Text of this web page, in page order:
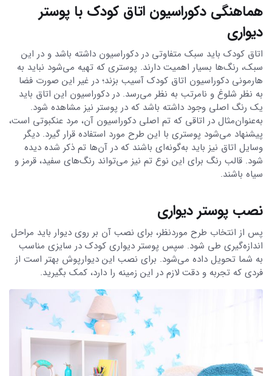
هماهنگی دکوراسیون اتاق کودک با پوستر
دیواری
اتاق کودک باید سبک متفاوتی در دکوراسیون داشته باشد و در این
سبک، رنگ‌ها بسیار اهمیت دارند. پوستری که تهیه می‌شود نباید به
هارمونی دکوراسیون اتاق کودک آسیب بزند؛ در غیر این صورت فضا
به نظر شلوغ و نامرتب به نظر می‌رسد. در دکوراسیون این اتاق باید
یک رنگ اصلی وجود داشته باشد که در پوستر نیز مشاهده شود.
به‌عنوان‌مثال در اتاقی که تم اصلی دکوراسیون آن، مرد عنکبوتی است،
پیشنهاد می‌شود پوستری با این طرح مورد استفاده قرار گیرد. دیگر
وسایل اتاق نیز باید به‌گونه‌ای باشند که در آن‌ها تم ذکر شده دیده
شود. قالب رنگ برای این نوع تم نیز می‌تواند رنگ‌های سفید، قرمز و
سیاه باشند.
نصب پوستر دیواری
پس از انتخاب طرح موردنظر، برای نصب آن بر روی دیوار باید مراحل
اندازه‌گیری طی شود. سپس پوستر دیواری کودک در سایزی مناسب
به شما تحویل داده می‌شود. برای نصب این دیوارپوش بهتر است از
فردی که تجربه و دقت لازم در این زمینه را دارد، کمک بگیرید.